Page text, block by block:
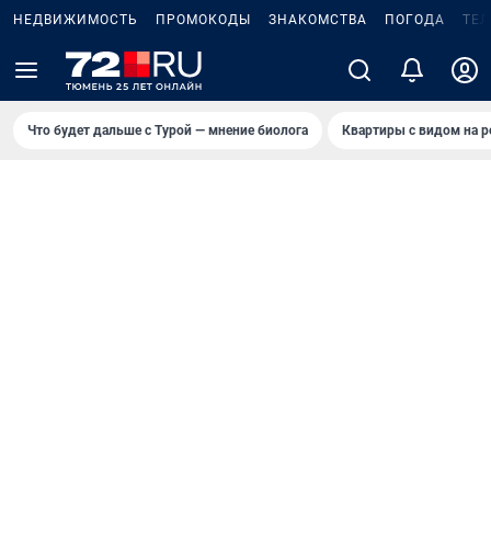
НЕДВИЖИМОСТЬ ПРОМОКОДЫ ЗНАКОМСТВА ПОГОДА
Что будет дальше с Турой — мнение биолога Квартиры с видом на